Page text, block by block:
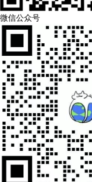
微信公众号